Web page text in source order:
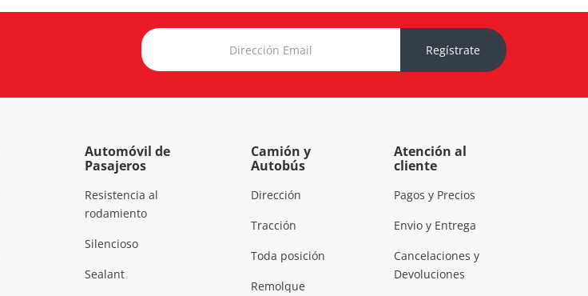
Regístrate
Automóvil de
Pasajeros
Resistencia al
rodamiento
Silencioso
Sealant
Camión y
Autobús
Dirección
Tracción
Toda posición
Remolque
Atención al
cliente
Pagos y Precios
Envio y Entrega
Cancelaciones y
Devoluciones